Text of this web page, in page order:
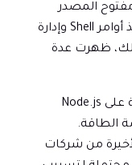
المصدر
ومستضاف ذاتياً، قادر على الدردشة وتنفيذ أوامر Shell وإدارة
ظهرت عدة
كثافة الموارد: بيئة التشغيل القائمة على Node.js
الطاقة.
من شركات